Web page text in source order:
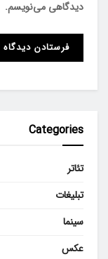
دیدگاهی می‌نویسم.
Categories
تئاتر
تبلیغات
سینما
عکس